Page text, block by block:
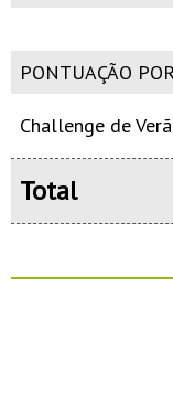
PONTUAÇÃO
Challenge de
Total